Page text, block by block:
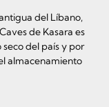
del Líbano,
de Kasara es
del país y por
almacenamiento